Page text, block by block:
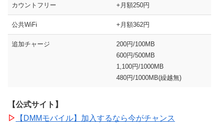
カウントフリー +月額250円
公共WiFi +月額362円
追加チャージ
200円/100MB
600円/500MB
1,100円/1000MB
480円/1000MB(繰越無)
【公式サイト】
▷
【DMMモバイル】加入するなら今がチャンス